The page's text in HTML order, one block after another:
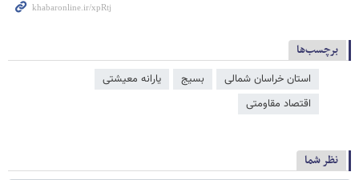
برچسب‌ها
استان خراسان شمالی بسیج
یارانه معیشتی
اقتصاد مقاومتی
نظر شما